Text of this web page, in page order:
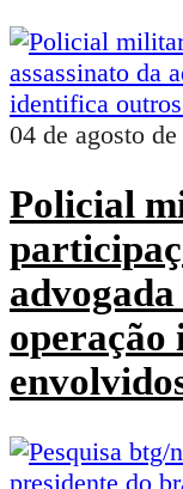
04 de agosto
Policial
operação